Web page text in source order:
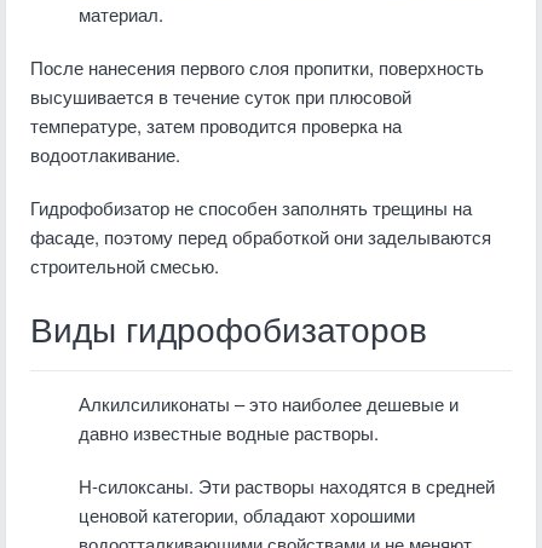
материал.
После нанесения первого слоя пропитки, поверхность
высушивается в течение суток при плюсовой
температуре, затем проводится проверка на
водоотлакивание.
Гидрофобизатор не способен заполнять трещины на
фасаде, поэтому перед обработкой они заделываются
строительной смесью.
Виды гидрофобизаторов
Алкилсиликонаты – это наиболее дешевые и
давно известные водные растворы.
Н-силоксаны. Эти растворы находятся в средней
ценовой категории, обладают хорошими